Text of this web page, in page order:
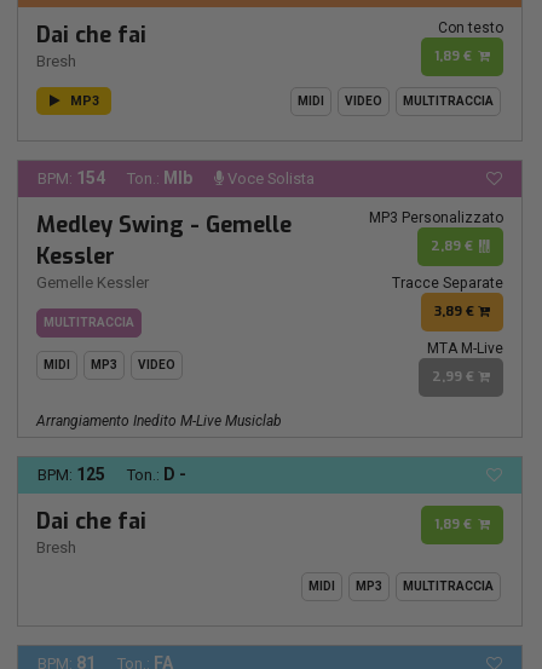
Dai che fai
Bresh
Con testo
1,89 €
MP3 MIDI VIDEO MULTITRACCIA
BPM: 154 Ton.: MIb Voce Solista
Medley Swing - Gemelle
Kessler
Gemelle Kessler
MULTITRACCIA
MIDI MP3 VIDEO
MP3 Personalizzato
2,89 €
Tracce Separate
3,89 €
MTA M-Live
2,99 €
Arrangiamento Inedito M-Live Musiclab
BPM: 125 Ton.: D -
Dai che fai
Bresh
1,89 €
MIDI MP3 MULTITRACCIA
BPM: 81 Ton.: FA